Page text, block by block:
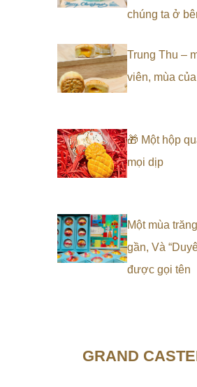
chúng ta ở
Trung Thu –
viên, mùa
🎁 Một hộp
mọi dịp
Một mùa
gần, Và
được gọi tên
GRAND